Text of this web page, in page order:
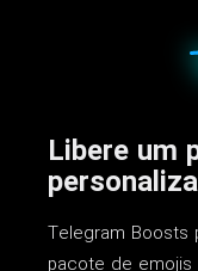
Libere um
Telegram Boosts
pacote de emojis